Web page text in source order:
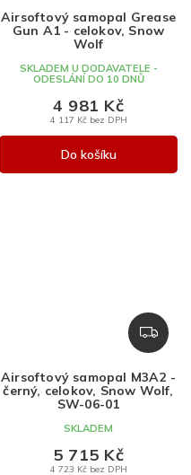
R
Airsoftový samopal Grease
Gun A1 - celokov, Snow
Wolf
SKLADEM U DODAVATELE -
ODESLÁNÍ DO 10 DNŮ
4 117 Kč bez DPH
4 981 Kč
Do košíku
Z
D
R
Airsoftový samopal M3A2 -
černý, celokov, Snow Wolf,
SW-06-01
SKLADEM
4 723 Kč bez DPH
5 715 Kč